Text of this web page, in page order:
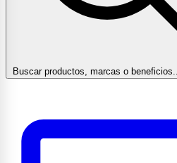
Buscar productos, marcas o beneficios...